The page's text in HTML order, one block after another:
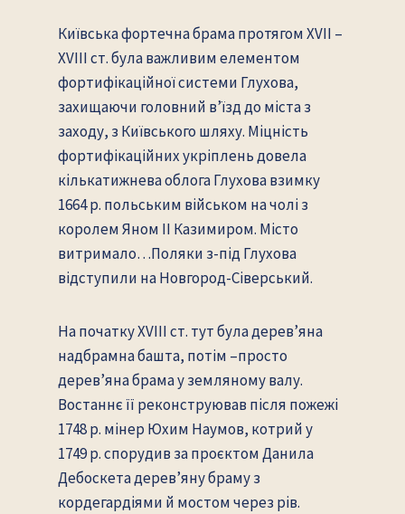
Київська фортечна брама протягом ХVII –
XVIII ст. була важливим елементом
фортифікаційної системи Глухова,
захищаючи головний в’їзд до міста з
заходу, з Київського шляху. Міцність
фортифікаційних укріплень довела
кількатижнева облога Глухова взимку
1664 р. польським військом на чолі з
королем Яном ІІ Казимиром. Місто
витримало…Поляки з-під Глухова
відступили на Новгород-Сіверський.
На початку XVIII ст. тут була дерев’яна
надбрамна башта, потім –просто
дерев’яна брама у земляному валу.
Востаннє її реконструював після пожежі
1748 р. мінер Юхим Наумов, котрий у
1749 р. спорудив за проєктом Данила
Дебоскета дерев’яну браму з
кордегардіями й мостом через рів.